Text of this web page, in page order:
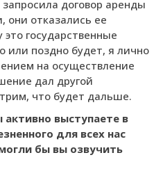
договор аренды
они отказались ее
это государственные
или поздно будет, я лично
на осуществление
дал другой
что будет дальше.
выступаете в
для всех нас
бы вы озвучить